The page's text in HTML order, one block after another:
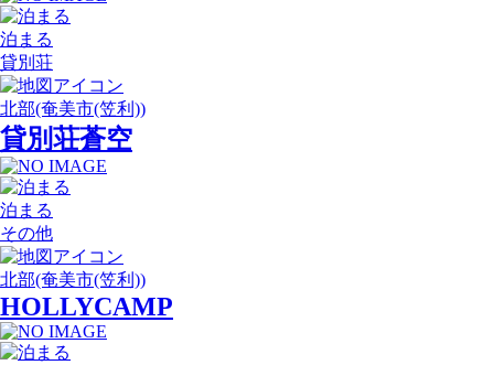
泊まる
貸別荘
北部(奄美市(笠利))
貸別荘蒼空
泊まる
その他
北部(奄美市(笠利))
HOLLYCAMP